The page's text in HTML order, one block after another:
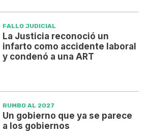
FALLO JUDICIAL
La Justicia reconoció un
infarto como accidente laboral
y condenó a una ART
RUMBO AL 2027
Un gobierno que ya se parece
a los gobiernos